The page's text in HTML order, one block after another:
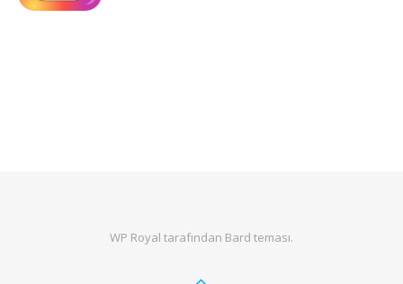
WP Royal tarafından Bard teması.